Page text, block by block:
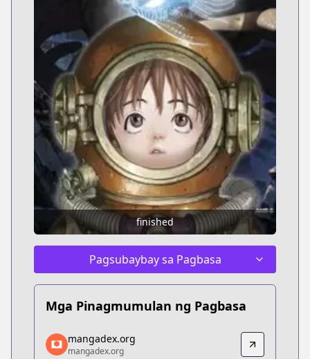
finished
Pagsubaybay sa Pagbasa
Mga Pinagmumulan ng Pagbasa
mangadex.org
mangadex.org
mangadex.org
mangadex.org